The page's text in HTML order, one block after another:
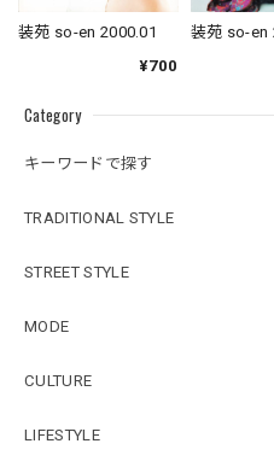
Category
キーワードで探す
TRADITIONAL STYLE
STREET STYLE
MODE
CULTURE
LIFESTYLE
装苑 so-en 2000.01
¥700
装苑 so-en